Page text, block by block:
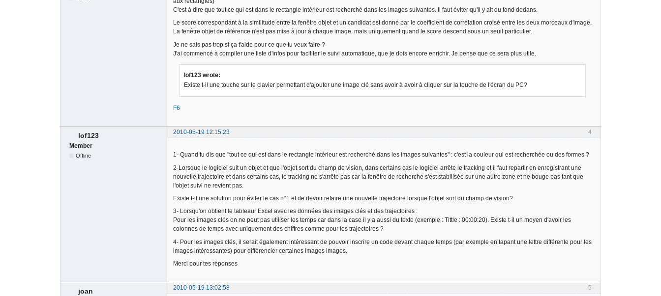
C'est à dire que tout ce qui est dans le rectangle intérieur est recherché dans les images suivantes. Il faut éviter qu'il y ait du fond dedans.
Le score correspondant à la similitude entre la fenêtre objet et un candidat est donné par le coefficient de corrélation croisé entre les deux morceaux d'image.
La fenêtre objet de référence n'est pas mise à jour à chaque image, mais uniquement quand le score descend sous un seuil particulier.
Je ne sais pas trop si ça t'aide pour ce que tu veux faire ?
J'ai commencé à compiler une liste d'infos pour faciliter le suivi automatique, que je dois encore enrichir. Je pense que ce sera plus utile.
lof123 wrote:
Existe t-il une touche sur le clavier permettant d'ajouter une image clé sans avoir à avoir à cliquer sur la touche de l'écran du PC?
F6
4
lof123
2010-05-19 12:15:23
Member
Offline
1- Quand tu dis que "tout ce qui est dans le rectangle intérieur est recherché dans les images suivantes" : c'est la couleur qui est recherchée ou des formes ?
2-Lorsque le logiciel suit un objet et que l'objet sort du champ de vision, dans certains cas le logiciel arrête le tracking et il faut repartir en enregistrant une
nouvelle trajectoire et dans certains cas, le tracking ne s'arrête pas car la fenêtre de recherche s'est stabilisée sur une autre zone et ne bouge pas tant que
l'objet suivi ne revient pas.
Existe t-il une solution pour éviter le cas n°1 et de devoir refaire une nouvelle trajectoire lorsque l'objet sort du champ de vision?
3- Lorsqu'on obtient le tableaur Excel avec les données des images clés et des trajectoires :
Pour les images clés on ne peut pas utiliser les temps car dans la case il y a aussi du texte (exemple : Tittle : 00:00:20). Existe t-il un moyen d'avoir les
colonnes de temps avec uniquement des chiffres comme pour les trajectoires ?
4- Pour les images clés, il serait également intéressant de pouvoir inscrire un code devant chaque temps (par exemple en tapant une lettre différente pour les
images intéressantes) pour différencier certaines images images.
Merci pour tes réponses
5
joan 2010-05-19 13:02:58